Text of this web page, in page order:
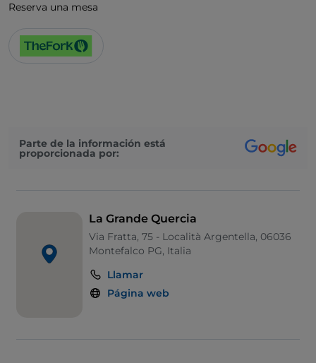
Reserva una mesa
Parte de la información está
proporcionada por:
La Grande Quercia
Via Fratta, 75 - Località Argentella, 06036
Montefalco PG, Italia
Llamar
Página web